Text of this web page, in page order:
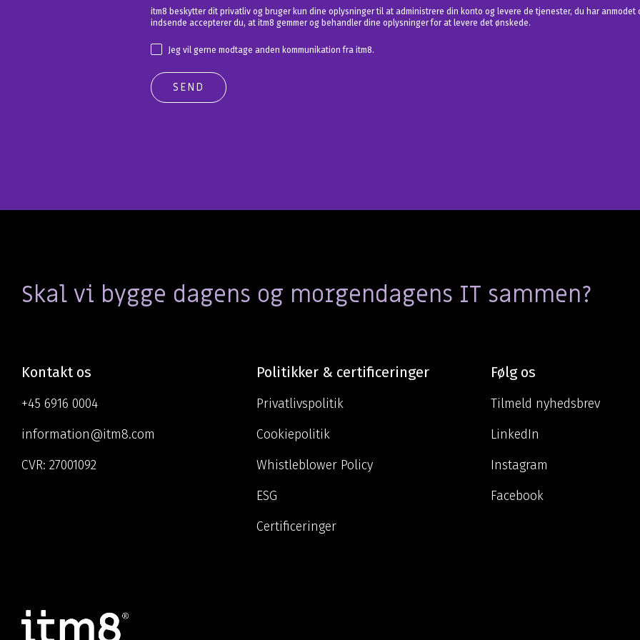
itm8 beskytter dit privatliv og bruger kun dine oplysninger til at administrere din konto og levere de tjenester, du har anmodet
indsende accepterer du, at itm8 gemmer og behandler dine oplysninger for at levere det ønskede.
Jeg vil gerne modtage anden kommunikation fra itm8.
Skal vi bygge dagens og morgendagens IT sammen?
Kontakt os
+45 6916 0004
information@itm8.com
CVR: 27001092
Politikker & certificeringer
Privatlivspolitik
Cookiepolitik
Whistleblower Policy
ESG
Certificeringer
Følg os
Tilmeld nyhedsbrev
LinkedIn
Instagram
Facebook